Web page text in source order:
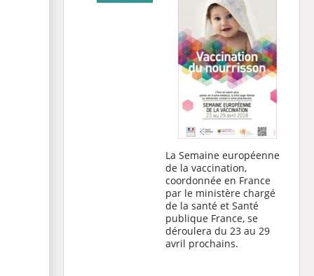
La Semaine européenne
de la vaccination,
coordonnée en France
par le ministère chargé
de la santé et Santé
publique France, se
déroulera du 23 au 29
avril prochains.